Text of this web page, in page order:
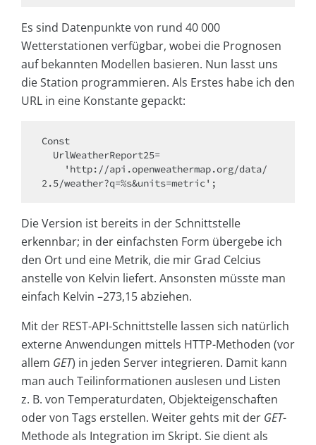
Es sind Datenpunkte von rund 40 000
Wetterstationen verfügbar, wobei die Prognosen
auf bekannten Modellen basieren. Nun lasst uns
die Station programmieren. Als Erstes habe ich den
URL in eine Konstante gepackt:
Const
2.5/weather?q=%s&units=metric';
Die Version ist bereits in der Schnittstelle
erkennbar; in der einfachsten Form übergebe ich
den Ort und eine Metrik, die mir Grad Celcius
anstelle von Kelvin liefert. Ansonsten müsste man
einfach Kelvin –273,15 abziehen.
Mit der REST-API-Schnittstelle lassen sich natürlich
externe Anwendungen mittels HTTP-Methoden (vor
allem GET) in jeden Server integrieren. Damit kann
man auch Teilinformationen auslesen und Listen
z. B. von Temperaturdaten, Objekteigenschaften
oder von Tags erstellen. Weiter gehts mit der GET-
Methode als Integration im Skript. Sie dient als